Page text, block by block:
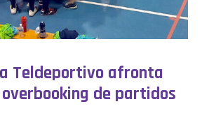
Teldeportivo afronta
de partidos